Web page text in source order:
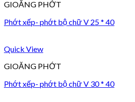
GIOĂNG PHỚT
Phớt xếp- phớt bộ chữ V 25 * 40
Quick View
GIOĂNG PHỚT
Phớt xếp- phớt bộ chữ V 30 * 40